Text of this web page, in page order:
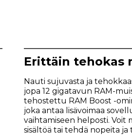
Erittäin tehokas
Nauti sujuvasta ja
jopa 12 gigatavun RAM-
tehostettu RAM Boost -
joka antaa lisävoimaa
vaihtamiseen helposti. Voit
sisältöä tai tehdä nopeita ja